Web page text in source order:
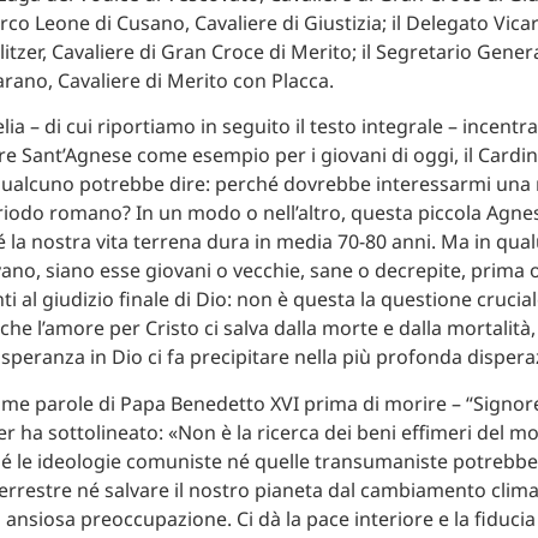
Leone di Cusano, Cavaliere di Giustizia; il Delegato
Cavaliere di Gran Croce di Merito; il Segretario
Cavaliere di Merito con Placca.
– di cui riportiamo in seguito il testo integrale –
Sant’Agnese come esempio per i giovani di oggi, il
potrebbe dire: perché dovrebbe interessarmi una
romano? In un modo o nell’altro, questa piccola
la nostra vita terrena dura in media 70-80 anni. Ma in
siano esse giovani o vecchie, sane o decrepite, prima
al giudizio finale di Dio: non è questa la questione
l’amore per Cristo ci salva dalla morte e dalla
in Dio ci fa precipitare nella più profonda
parole di Papa Benedetto XVI prima di morire –
ha sottolineato: «Non è la ricerca dei beni effimeri del
le ideologie comuniste né quelle transumaniste
né salvare il nostro pianeta dal cambiamento
preoccupazione. Ci dà la pace interiore e la